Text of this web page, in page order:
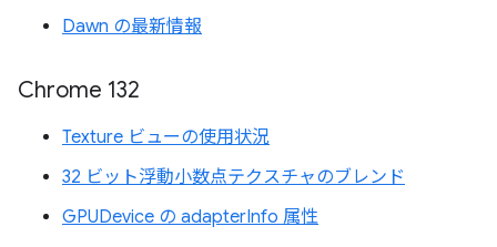
Dawn の最新情報
Chrome 132
Texture ビューの使用状況
32 ビット浮動小数点テクスチャのブレンド
GPUDevice の adapterInfo 属性